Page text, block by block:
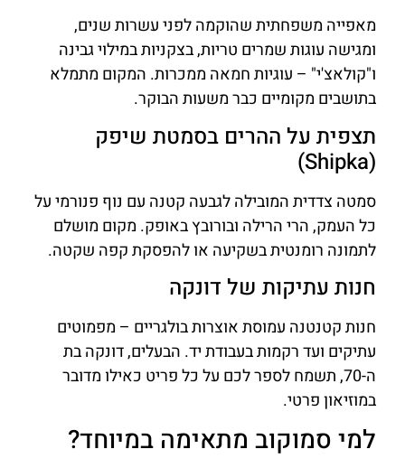
מאפייה משפחתית שהוקמה לפני עשרות שנים,
ומגישה עוגות שמרים טריות, בצקניות במילוי גבינה
ו"קולאצ'י" – עוגיות חמאה ממכרות. המקום מתמלא
בתושבים מקומיים כבר משעות הבוקר.
תצפית על ההרים בסמטת שיפק
(Shipka)
סמטה צדדית המובילה לגבעה קטנה עם נוף פנורמי על
כל העמק, הרי הרילה ובורובץ באופק. מקום מושלם
לתמונה רומנטית בשקיעה או להפסקת קפה שקטה.
חנות עתיקות של דונקה
חנות קטנטנה עמוסת אוצרות בולגריים – מפמוטים
עתיקים ועד רקמות בעבודת יד. הבעלים, דונקה בת
ה-70, תשמח לספר לכם על כל פריט כאילו מדובר
במוזיאון פרטי.
למי סמוקוב מתאימה במיוחד?